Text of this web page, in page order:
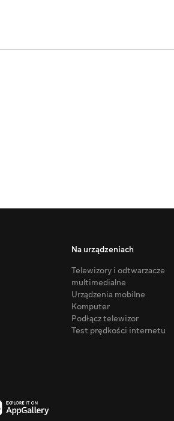
Na urządzeniach
Telewizory i odtwarzacze
multimedialne
Urządzenia mobilne
Komputer
Podłącz telewizor
Test prędkości internetu